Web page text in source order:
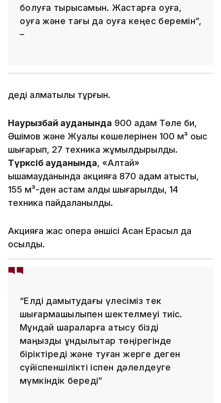
болуға тырысамын. Жастарға оқуға,
оқуға және тағы да оқуға кеңес беремін”,
–
деді алматылық тұрғын.
Наурызбай ауданында 900 адам Төле би,
Әшімов және Жуалы көшелерінен 100 м³ қоқыс
шығарып, 27 техника жұмылдырылды.
Түрксіб ауданында, «Алтай»
ықшамауданында акцияға 870 адам қатысты,
155 м³-ден астам қалдық шығарылды, 14
техника пайдаланылды.
Акцияға жас опера әншісі Асан Ерасыл да
қосылды.
“Елді дамытудағы үлесіміз тек
шығармашылықпен шектелмеуі тиіс.
Мұндай шараларға қатысу бізді
маңызды құндылықтар төңірегінде
біріктіреді және туған жерге деген
сүйіспеншілікті іспен дәлелдеуге
мүмкіндік береді”